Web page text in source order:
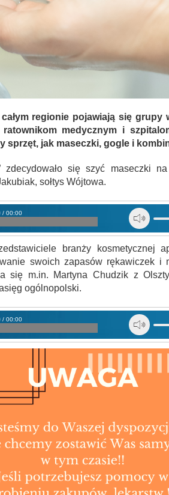
regionie pojawiają się grupy
medycznym i
sprzęt, jak maseczki, gogle i
zdecydowało się szyć maseczki
sołtys Wójtowa.
/ 00:00
branży kosmetycznej
swoich zapasów rękawiczek i
się m.in. Martyna Chudzik z
ogólnopolski.
/ 00:00